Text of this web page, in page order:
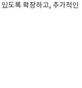
도록 확장하고, 추가적인